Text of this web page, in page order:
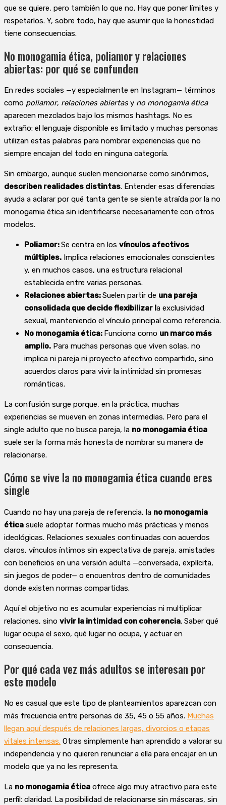
que se quiere, pero también lo que no. Hay que poner límites y
respetarlos. Y, sobre todo, hay que asumir que la honestidad
tiene consecuencias.
No monogamia ética, poliamor y relaciones
abiertas: por qué se confunden
En redes sociales —y especialmente en Instagram— términos
como poliamor, relaciones abiertasy no monogamia ética
aparecen mezclados bajo los mismos hashtags. No es
extraño: el lenguaje disponible es limitado y muchas personas
utilizan estas palabras para nombrar experiencias que no
siempre encajan del todo en ninguna categoría.
Sin embargo, aunque suelen mencionarse como sinónimos,
describen realidades distintas. Entender esas diferencias
ayuda a aclarar por qué tanta gente se siente atraída por la no
monogamia ética sin identificarse necesariamente con otros
modelos.
Poliamor:Se centra en los vínculos afectivos
múltiples. Implica relaciones emocionales conscientes
y, en muchos casos, una estructura relacional
establecida entre varias personas.
Relaciones abiertas:Suelen partir de una pareja
consolidada que decide flexibilizar la exclusividad
sexual, manteniendo el vínculo principal como referencia.
No monogamia ética: Funciona como un marco más
amplio. Para muchas personas que viven solas, no
implica ni pareja ni proyecto afectivo compartido, sino
acuerdos claros para vivir la intimidad sin promesas
románticas.
La confusión surge porque, en la práctica, muchas
experiencias se mueven en zonas intermedias. Pero para el
single adulto que no busca pareja, la no monogamia ética
suele ser la forma más honesta de nombrar su manera de
relacionarse.
Cómo se vive la no monogamia ética cuando eres
single
Cuando no hay una pareja de referencia, la no monogamia
ética suele adoptar formas mucho más prácticas y menos
ideológicas. Relaciones sexuales continuadas con acuerdos
claros, vínculos íntimos sin expectativa de pareja, amistades
con beneficios en una versión adulta —conversada, explícita,
sin juegos de poder— o encuentros dentro de comunidades
donde existen normas compartidas.
Aquí el objetivo no es acumular experiencias ni multiplicar
relaciones, sino vivir la intimidad con coherencia. Saber qué
lugar ocupa el sexo, qué lugar no ocupa, y actuar en
consecuencia.
Por qué cada vez más adultos se interesan por
este modelo
No es casual que este tipo de planteamientos aparezcan con
más frecuencia entre personas de 35, 45 o 55 años. Muchas
llegan aquí después de relaciones largas, divorcios o etapas
vitales intensas. Otras simplemente han aprendido a valorar su
independencia y no quieren renunciar a ella para encajar en un
modelo que ya no les representa.
La no monogamia ética ofrece algo muy atractivo para este
perfil: claridad. La posibilidad de relacionarse sin máscaras, sin